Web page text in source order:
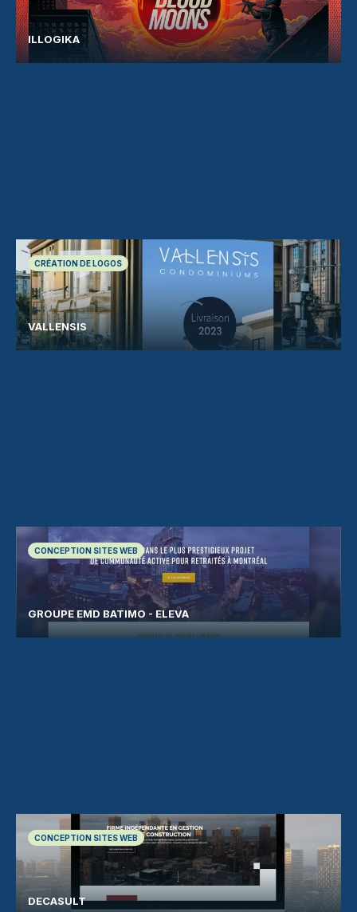
ILLOGIKA
CRÉATION DE LOGOS
VALLENSIS
CONCEPTION SITES WEB
GROUPE EMD BATIMO - ELEVA
CONCEPTION SITES WEB
DECASULT